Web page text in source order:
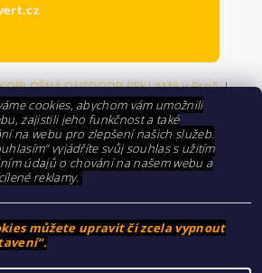
OUTDOOR REKLAMA v Brně |
PLOŠIN A VÝŠKOVÉ PRÁCE
cookies, abychom vám umožnili
zajistili jeho funkčnost a také
na webu pro zlepšení našich služeb.
vyjádříte svůj souhlas s užitím
údajů o chování na našem webu a
reklamy.
můžete upravit či zcela vypnout